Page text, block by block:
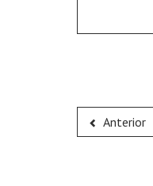
Anterior